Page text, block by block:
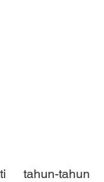
tahun-tahun